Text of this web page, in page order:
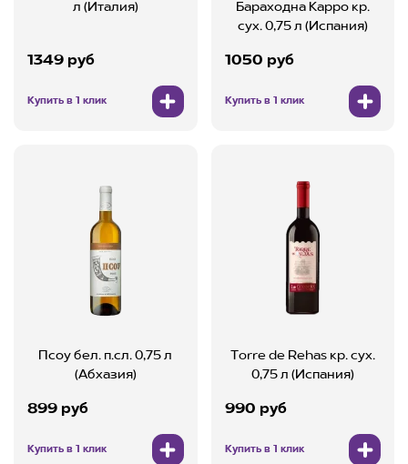
л (Италия)
1349 руб
Купить в 1 клик
Бараходна Карро кр.
сух. 0,75 л (Испания)
1050 руб
Купить в 1 клик
Псоу бел. п.сл. 0,75 л
(Абхазия)
899 руб
Купить в 1 клик
Torre de Rehas кр. cух.
0,75 л (Испания)
990 руб
Купить в 1 клик